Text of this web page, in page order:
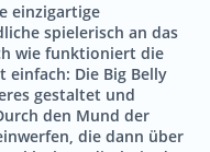
einzigartige
spielerisch an das
wie funktioniert die
einfach: Die Big Belly
gestaltet und
den Mund der
die dann über